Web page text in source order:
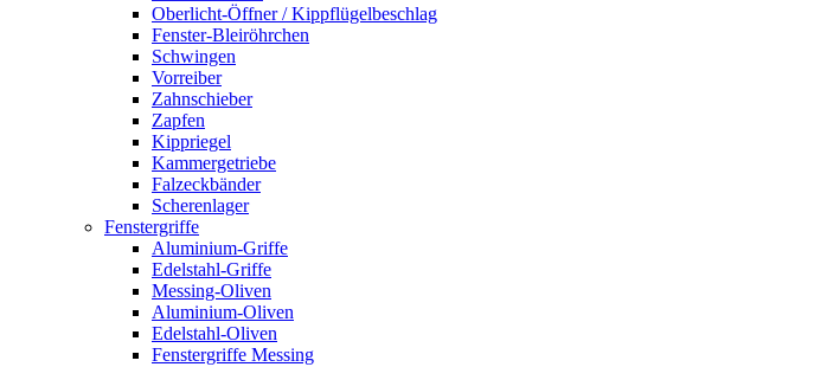
Oberlicht-Öffner / Kippflügelbeschlag
Fenster-Bleiröhrchen
Schwingen
Vorreiber
Zahnschieber
Zapfen
Kippriegel
Kammergetriebe
Falzeckbänder
Scherenlager
Fenstergriffe
Aluminium-Griffe
Edelstahl-Griffe
Messing-Oliven
Aluminium-Oliven
Edelstahl-Oliven
Fenstergriffe Messing